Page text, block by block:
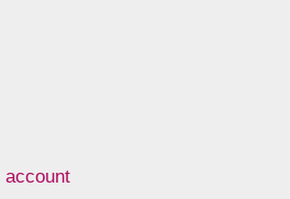
account